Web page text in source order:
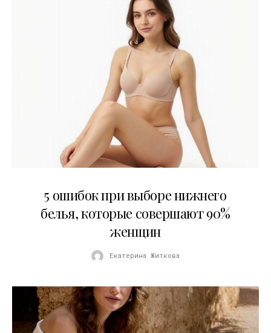
5 ошибок при выборе нижнего
белья, которые совершают 90%
женщин
Екатерина Житкова